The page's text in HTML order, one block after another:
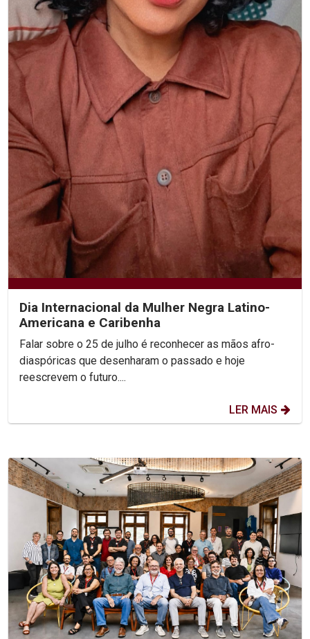
Dia Internacional da Mulher Negra Latino-
Americana e Caribenha
Falar sobre o 25 de julho é reconhecer as mãos afro-
diaspóricas que desenharam o passado e hoje
reescrevem o futuro....
LER MAIS